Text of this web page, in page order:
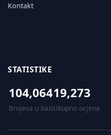
Kontakt
STATISTIKE
104,064
Brojeva u bazi
19,273
Ukupno ocjena